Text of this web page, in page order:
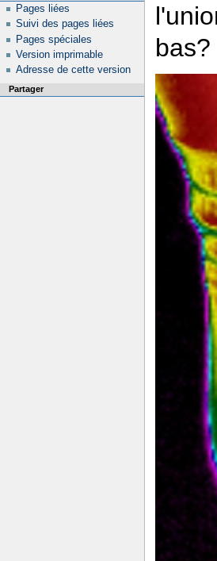
bas?
Pages liées
Suivi des pages liées
Pages spéciales
Version imprimable
Adresse de cette version
Partager